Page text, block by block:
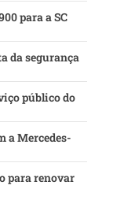
para a SC
da segurança
público do
a Mercedes-
para renovar